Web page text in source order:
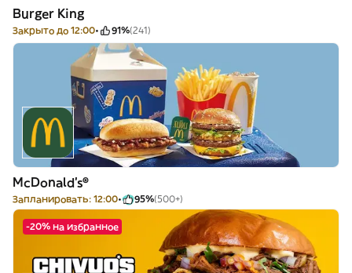
Burger King
Закрыто до 12:00 91%(241)
McDonald's®
Запланировать: 12:00 95%(500+)
-20% на избранное